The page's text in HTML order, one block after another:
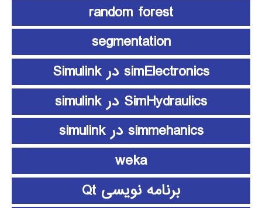
random forest
segmentation
simElectronics در Simulink
SimHydraulics در simulink
simmehanics در simulink
weka
برنامه نویسی Qt